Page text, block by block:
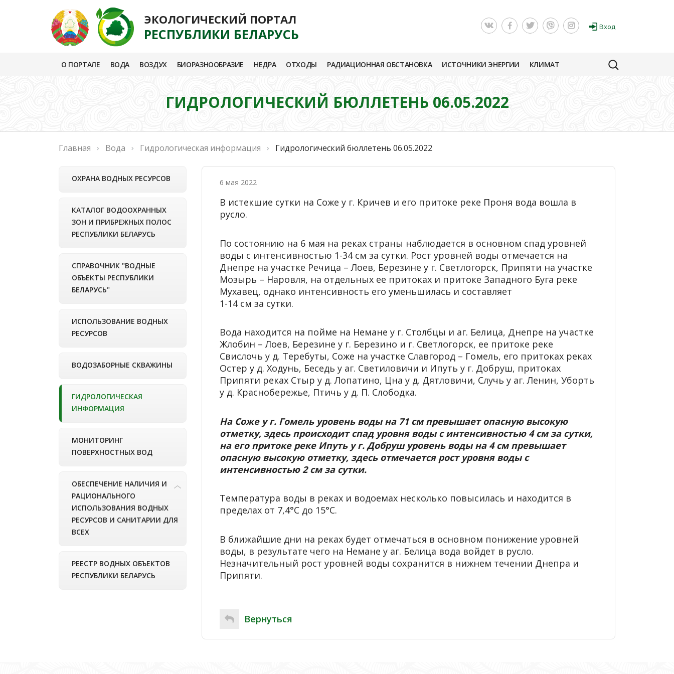
ЭКОЛОГИЧЕСКИЙ ПОРТАЛ
РЕСПУБЛИКИ БЕЛАРУСЬ Вход
О ПОРТАЛЕ ВОДА ВОЗДУХ БИОРАЗНООБРАЗИЕ НЕДРА ОТХОДЫ РАДИАЦИОННАЯ ОБСТАНОВКА ИСТОЧНИКИ ЭНЕРГИИ КЛИМАТ
ГИДРОЛОГИЧЕСКИЙ БЮЛЛЕТЕНЬ 06.05.2022
Главная Вода Гидрологическая информация Гидрологический бюллетень 06.05.2022
6 мая 2022
В истекшие сутки на Соже у г. Кричев и его притоке реке Проня вода вошла в
русло.
По состоянию на 6 мая на реках страны наблюдается в основном спад уровней
воды с интенсивностью 1-34 см за сутки. Рост уровней воды отмечается на
Днепре на участке Речица – Лоев, Березине у г. Светлогорск, Припяти на участке
Мозырь – Наровля, на отдельных ее притоках и притоке Западного Буга реке
Мухавец, однако интенсивность его уменьшилась и составляет
1-14 см за сутки.
Вода находится на пойме на Немане у г. Столбцы и аг. Белица, Днепре на участке
Жлобин – Лоев, Березине у г. Березино и г. Светлогорск, ее притоке реке
Свислочь у д. Теребуты, Соже на участке Славгород – Гомель, его притоках реках
Остер у д. Ходунь, Беседь у аг. Светиловичи и Ипуть у г. Добруш, притоках
Припяти реках Стыр у д. Лопатино, Цна у д. Дятловичи, Случь у аг. Ленин, Уборть
у д. Краснобережье, Птичь у д. П. Слободка.
На Соже у г. Гомель уровень воды на 71 см превышает опасную высокую
отметку, здесь происходит спад уровня воды с интенсивностью 4 см за сутки,
на его притоке реке Ипуть у г. Добруш уровень воды на 4 см превышает
опасную высокую отметку, здесь отмечается рост уровня воды с
интенсивностью 2 см за сутки.
Температура воды в реках и водоемах несколько повысилась и находится в
пределах от 7,4°С до 15°С.
В ближайшие дни на реках будет отмечаться в основном понижение уровней
воды, в результате чего на Немане у аг. Белица вода войдет в русло.
Незначительный рост уровней воды сохранится в нижнем течении Днепра и
Припяти.
Вернуться
ОХРАНА ВОДНЫХ РЕСУРСОВ
КАТАЛОГ ВОДООХРАННЫХ
ЗОН И ПРИБРЕЖНЫХ ПОЛОС
РЕСПУБЛИКИ БЕЛАРУСЬ
СПРАВОЧНИК "ВОДНЫЕ
ОБЪЕКТЫ РЕСПУБЛИКИ
БЕЛАРУСЬ"
ИСПОЛЬЗОВАНИЕ ВОДНЫХ
РЕСУРСОВ
ВОДОЗАБОРНЫЕ СКВАЖИНЫ
ГИДРОЛОГИЧЕСКАЯ
ИНФОРМАЦИЯ
МОНИТОРИНГ
ПОВЕРХНОСТНЫХ ВОД
ОБЕСПЕЧЕНИЕ НАЛИЧИЯ И
РАЦИОНАЛЬНОГО
ИСПОЛЬЗОВАНИЯ ВОДНЫХ
РЕСУРСОВ И САНИТАРИИ ДЛЯ
ВСЕХ
РЕЕСТР ВОДНЫХ ОБЪЕКТОВ
РЕСПУБЛИКИ БЕЛАРУСЬ